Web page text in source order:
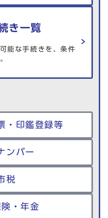
き一覧
能な手続きを、条件
・印鑑登録等
ンバー
税
・年金